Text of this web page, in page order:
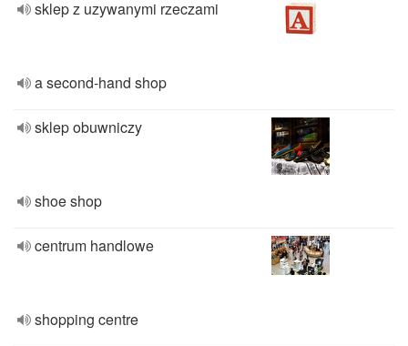
sklep z uzywanymi rzeczami
a second-hand shop
sklep obuwniczy
shoe shop
centrum handlowe
shopping centre